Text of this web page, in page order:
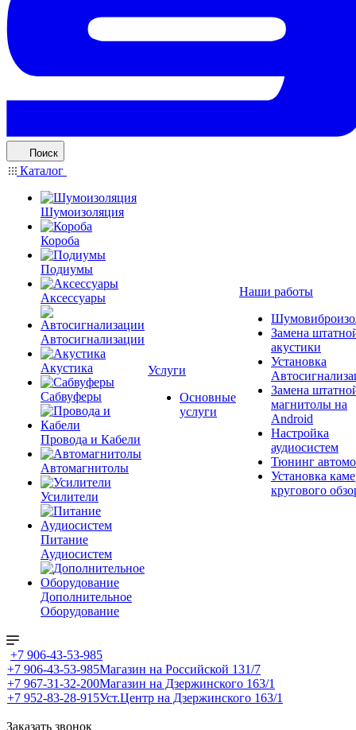
Поиск
Каталог
Шумоизоляция
Короба
Подиумы
Аксессуары
Автосигнализации
Акустика
Сабвуферы
Провода и Кабели
Автомагнитолы
Усилители
Питание
Аудиосистем
Дополнительное
Оборудование
Услуги
Основные
услуги
Наши работы
Замена
акустики
Установка
Замена
магнитолы на
Android
Настройка
аудиосистем
Тюнинг
Установка
кругового
+7 906-43-53-985
+7 906-43-53-985Магазин на Российской 131/7
+7 967-31-32-200Магазин на Дзержинского 163/1
+7 952-83-28-915Уст.Центр на Дзержинского 163/1
Заказать звонок